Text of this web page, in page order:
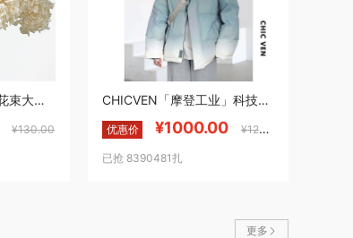
绣球永生花网红干花花束大束超大拍照室内客厅鲜花ins干花真花带花瓶干花套装组合装饰家居摆设加花瓶套装
¥130.00
CHICVEN「摩登工业」科技感反光渐变羽绒服立领面包服外套女冬季
优惠价 ¥1000.00 ¥1200.00
已抢 8390481扎
更多